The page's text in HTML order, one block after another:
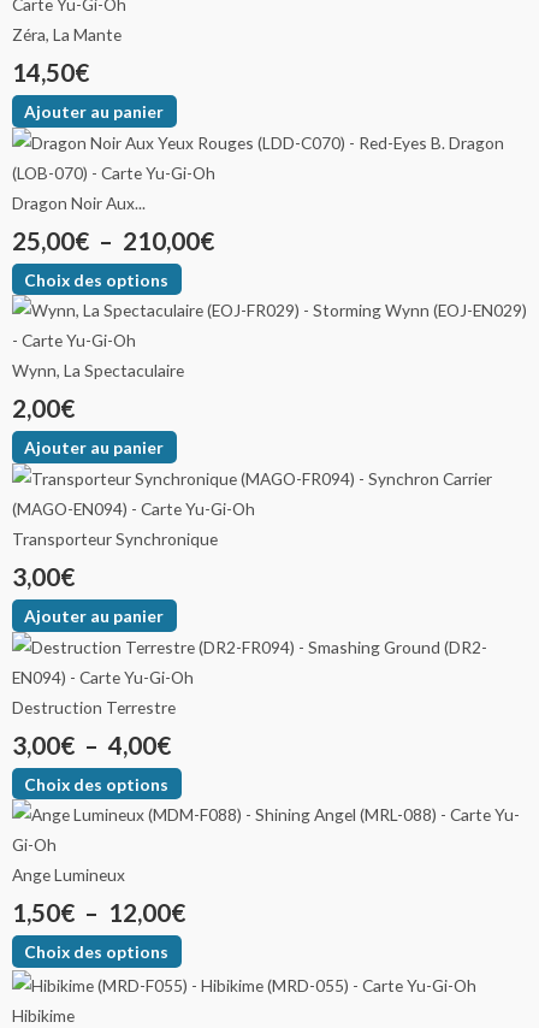
Zéra, La Mante
14,50€
Ajouter au panier
Dragon Noir Aux...
25,00€ – 210,00€
Choix des options
Wynn, La Spectaculaire
2,00€
Ajouter au panier
Transporteur Synchronique
3,00€
Ajouter au panier
Destruction Terrestre
3,00€ – 4,00€
Choix des options
Ange Lumineux
1,50€ – 12,00€
Choix des options
Hibikime